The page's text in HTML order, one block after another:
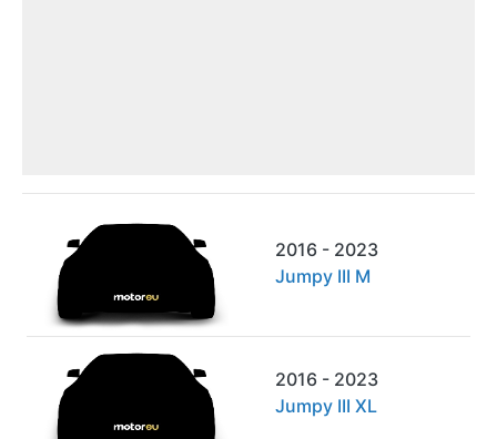
2016 - 2023
Jumpy III M
2016 - 2023
Jumpy III XL